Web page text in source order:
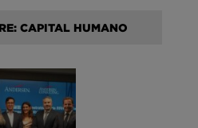
CAPITAL HUMANO